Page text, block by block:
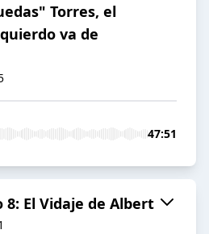
Torres, el
va de
47:51
8: El Vidaje de Albert